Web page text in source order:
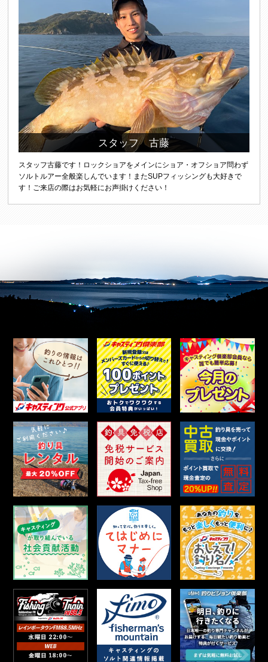
スタッフ 古藤
スタッフ古藤です！ロックショアをメインにショア・オフショア問わず
ソルトルアー全般楽しんでいます！またSUPフィッシングも大好きで
す！ご来店の際はお気軽にお声掛けください！